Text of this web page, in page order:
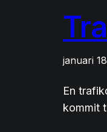
januari
En
kommit